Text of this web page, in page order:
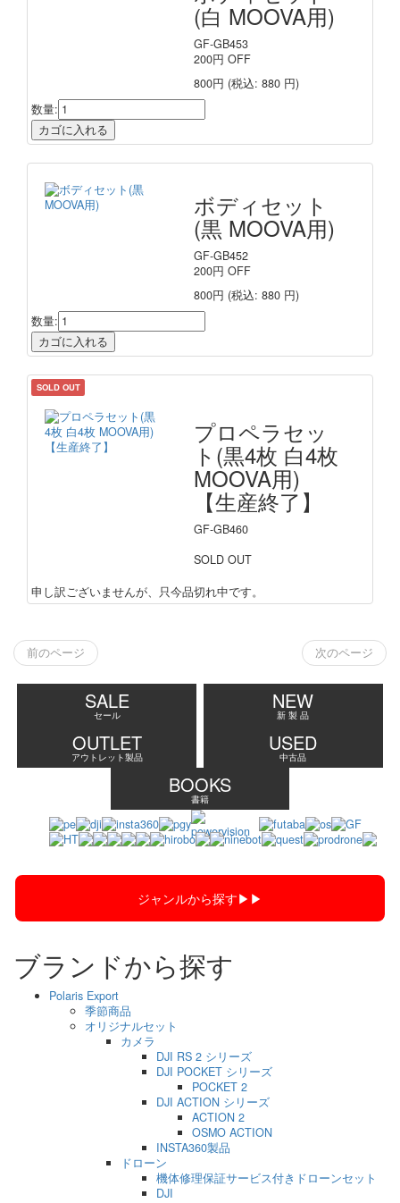
(白 MOOVA用)
GF-GB453
200円 OFF
800円 (税込: 880 円)
数量:
ボディセット
(黒 MOOVA用)
GF-GB452
200円 OFF
800円 (税込: 880 円)
数量:
SOLD OUT
プロペラセッ
ト(黒4枚 白4枚
MOOVA用)
【生産終了】
GF-GB460
SOLD OUT
申し訳ございませんが、只今品切れ中です。
前のページ 次のページ
SALE
セール
NEW
新 製 品
OUTLET
アウトレット製品
USED
中古品
BOOKS
書籍
ジャンルから探す▶︎▶︎
ブランドから探す
Polaris Export
季節商品
オリジナルセット
カメラ
DJI RS 2 シリーズ
DJI POCKET シリーズ
POCKET 2
DJI ACTION シリーズ
ACTION 2
OSMO ACTION
INSTA360製品
ドローン
機体修理保証サービス付きドローンセット
DJI